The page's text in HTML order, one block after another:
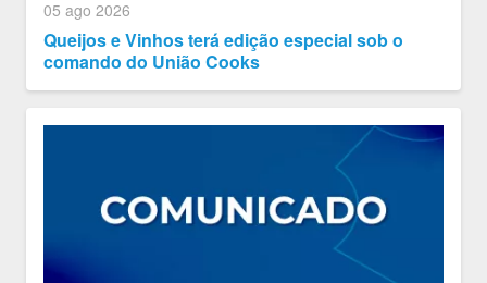
05 ago 2026
Queijos e Vinhos terá edição especial sob o
comando do União Cooks